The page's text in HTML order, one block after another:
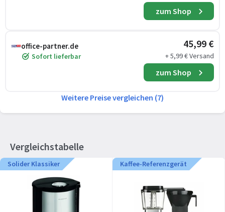
zum Shop
office-partner.de
Sofort lieferbar
45,99 €
+ 5,99 € Versand
zum Shop
Weitere Preise vergleichen (7)
Vergleichstabelle
Solider Klassiker Kaffee-Referenzgerät